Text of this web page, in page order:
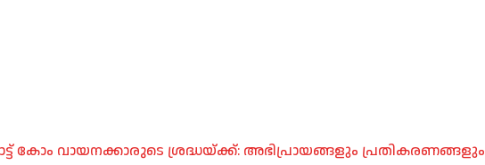
വായനക്കാരുടെ ശ്രദ്ധയ്ക്ക്: അഭിപ്രായങ്ങളും പ്രതികരണങ്ങളും